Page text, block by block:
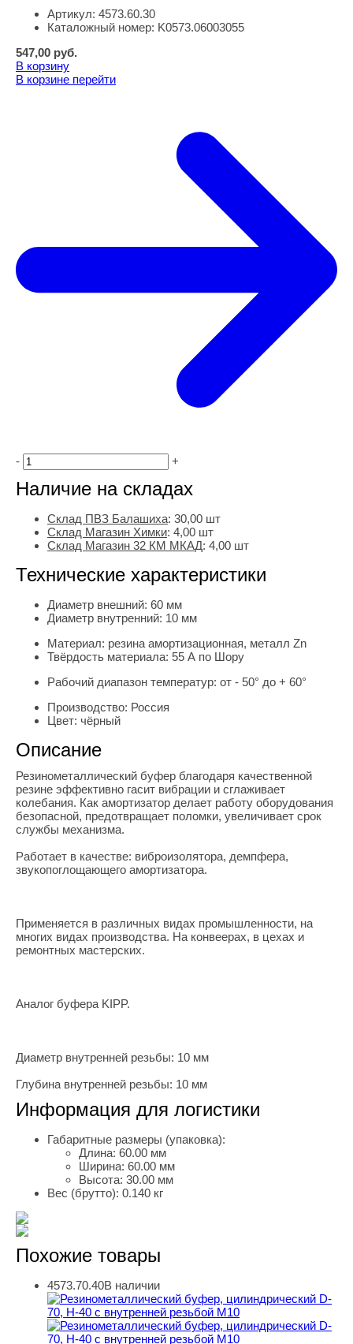
Артикул: 4573.60.30
Каталожный номер: K0573.06003055
547,00 руб.
В корзину
В корзине перейти
- +
Наличие на складах
Склад ПВЗ Балашиха: 30,00 шт
Склад Магазин Химки: 4,00 шт
Склад Магазин 32 КМ МКАД: 4,00 шт
Технические характеристики
Диаметр внешний: 60 мм
Диаметр внутренний: 10 мм
Материал: резина амортизационная, металл Zn
Твёрдость материала: 55 А по Шору
Рабочий диапазон температур: от - 50° до + 60°
Производство: Россия
Цвет: чёрный
Описание
Резинометаллический буфер благодаря качественной
резине эффективно гасит вибрации и сглаживает
колебания. Как амортизатор делает работу оборудования
безопасной, предотвращает поломки, увеличивает срок
службы механизма.
Работает в качестве: виброизолятора, демпфера,
звукопоглощающего амортизатора.
Применяется в различных видах промышленности, на
многих видах производства. На конвеерах, в цехах и
ремонтных мастерских.
Аналог буфера KIPP.
Диаметр внутренней резьбы: 10 мм
Глубина внутренней резьбы: 10 мм
Информация для логистики
Габаритные размеры (упаковка):
Длина: 60.00 мм
Ширина: 60.00 мм
Высота: 30.00 мм
Вес (брутто): 0.140 кг
Похожие товары
Резинометаллический буфер, цилиндрический D-70,
4573.70.40В наличии